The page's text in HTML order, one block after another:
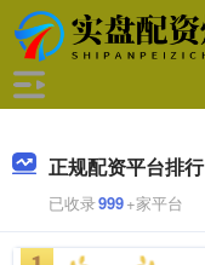
正规配资平台排行
已收录999+家平台